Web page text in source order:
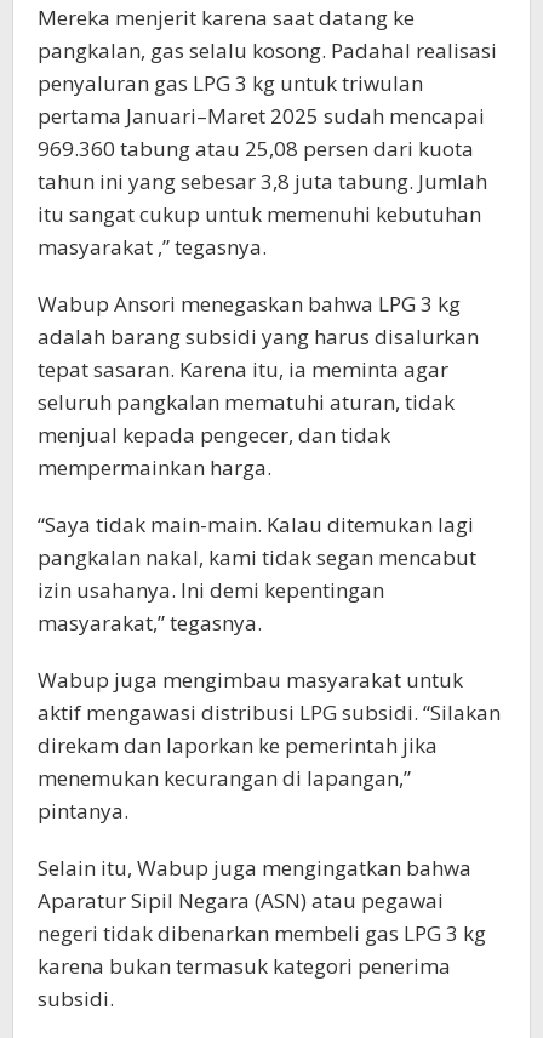
Mereka menjerit karena saat datang ke
pangkalan, gas selalu kosong. Padahal realisasi
penyaluran gas LPG 3 kg untuk triwulan
pertama Januari–Maret 2025 sudah mencapai
969.360 tabung atau 25,08 persen dari kuota
tahun ini yang sebesar 3,8 juta tabung. Jumlah
itu sangat cukup untuk memenuhi kebutuhan
masyarakat ,” tegasnya.
Wabup Ansori menegaskan bahwa LPG 3 kg
adalah barang subsidi yang harus disalurkan
tepat sasaran. Karena itu, ia meminta agar
seluruh pangkalan mematuhi aturan, tidak
menjual kepada pengecer, dan tidak
mempermainkan harga.
“Saya tidak main-main. Kalau ditemukan lagi
pangkalan nakal, kami tidak segan mencabut
izin usahanya. Ini demi kepentingan
masyarakat,” tegasnya.
Wabup juga mengimbau masyarakat untuk
aktif mengawasi distribusi LPG subsidi. “Silakan
direkam dan laporkan ke pemerintah jika
menemukan kecurangan di lapangan,”
pintanya.
Selain itu, Wabup juga mengingatkan bahwa
Aparatur Sipil Negara (ASN) atau pegawai
negeri tidak dibenarkan membeli gas LPG 3 kg
karena bukan termasuk kategori penerima
subsidi.